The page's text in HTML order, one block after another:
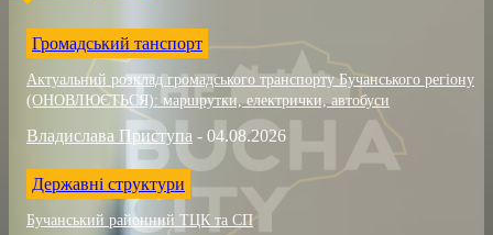
Громадський танспорт
Актуальний розклад громадського транспорту Бучанського регіону
(ОНОВЛЮЄТЬСЯ): маршрутки, електрички, автобуси
Владислава Приступа - 04.08.2026
Державні структури
Бучанський районний ТЦК та СП